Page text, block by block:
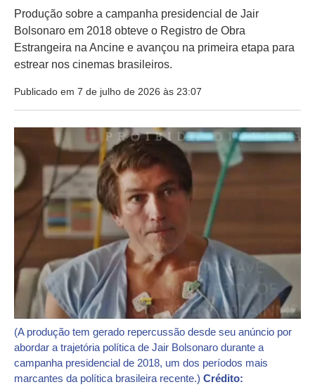
Produção sobre a campanha presidencial de Jair
Bolsonaro em 2018 obteve o Registro de Obra
Estrangeira na Ancine e avançou na primeira etapa para
estrear nos cinemas brasileiros.
Publicado em 7 de julho de 2026 às 23:07
(A produção tem gerado repercussão desde seu anúncio por
abordar a trajetória política de Jair Bolsonaro durante a
campanha presidencial de 2018, um dos períodos mais
marcantes da política brasileira recente.) Crédito: